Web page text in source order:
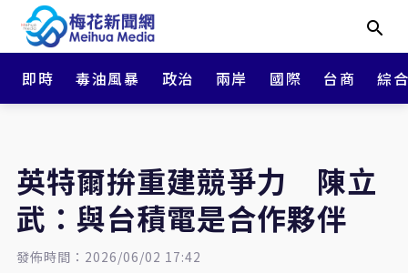
即時 毒油風暴 政治 兩岸 國際 台商 綜
英特爾拚重建競爭力 陳立
武：與台積電是合作夥伴
發佈時間：2026/06/02 17:42